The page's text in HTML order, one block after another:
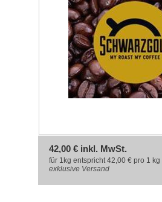
42,00 € inkl. MwSt.
für 1kg entspricht 42,00 € pro 1 kg
exklusive Versand